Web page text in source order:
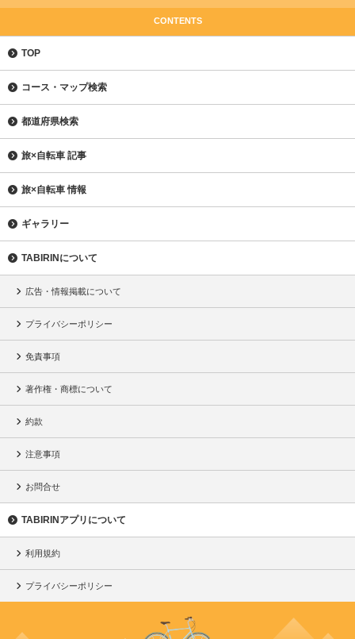
CONTENTS
TOP
コース・マップ検索
都道府県検索
旅×自転車 記事
旅×自転車 情報
ギャラリー
TABIRINについて
広告・情報掲載について
プライバシーポリシー
免責事項
著作権・商標について
約款
注意事項
お問合せ
TABIRINアプリについて
利用規約
プライバシーポリシー